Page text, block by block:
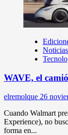
WAVE, el
elremolque 26
Cuando Walmart
Experience), no
forma en...